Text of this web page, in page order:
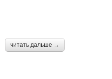
читать дальше →